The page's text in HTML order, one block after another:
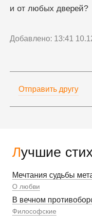
Лучшие
Мечтания судьбы
О любви
В вечном
Философские
и от любых дверей?
Добавлено: 13:41
Отправить другу